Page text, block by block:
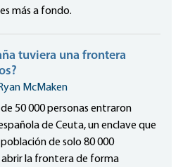
más a fondo.
tuviera una frontera
Ryan McMaken
50 000 personas entraron
de Ceuta, un enclave que
de solo 80 000
abrir la frontera de forma